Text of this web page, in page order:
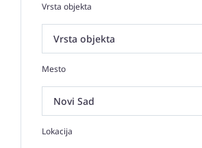
Vrsta objekta
Mesto
Lokacija